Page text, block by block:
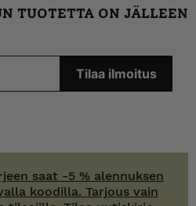
TUOTETTA ON JÄLLEEN
saat -5 % alennuksen
koodilla. Tarjous vain